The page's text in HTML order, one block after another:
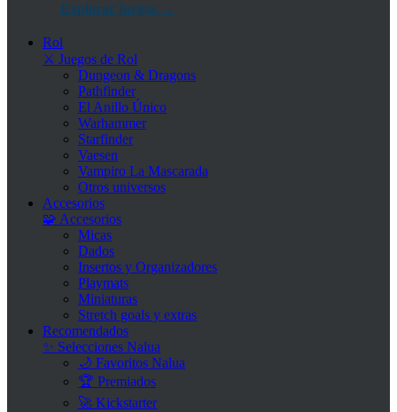
Explorar juegos →
Rol
⚔️ Juegos de Rol
Dungeon & Dragons
Pathfinder
El Anillo Único
Warhammer
Starfinder
Vaesen
Vampiro La Mascarada
Otros universos
Accesorios
🧩 Accesorios
Micas
Dados
Insertos y Organizadores
Playmats
Miniaturas
Stretch goals y extras
Recomendados
✨ Selecciones Nalua
🌙 Favoritos Nalua
🏆 Premiados
🚀 Kickstarter